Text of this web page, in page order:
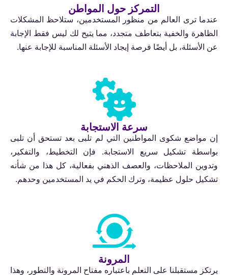
التمركز حول المواطن
عندما ترى العالم من منظور المستخدمين، ستلاحظ المشكلات
الظاهرة والخفية بتعاطف متجدد، مما يتيح لك ليس فقط الإجابة
عن الأسئلة، بل أيضًا فرصة إيجاد الأسئلة المناسبة للإجابة عنها.
سرعة الاستجابة
إن مواضع شكوى المواطنين التي لم تلبى بعد تستحق أن تلبى
بواسطة تشكيل سريع الاستجابة. فإن التخطيط، والتفكير،
وتدوين الملاحظات، والعصف الذهني بفعالية، كل هذا من شأنه
تشكيل حلول عظيمة، وترك الحكم في يد المستخدمين وحدهم.
المرونة
يرتكز مستقبلنا على التعلم باعتباره مفتاح المرونة والتطور، وهذا